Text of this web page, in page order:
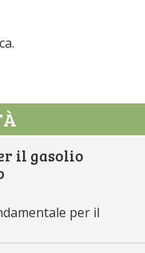
il gasolio
per il